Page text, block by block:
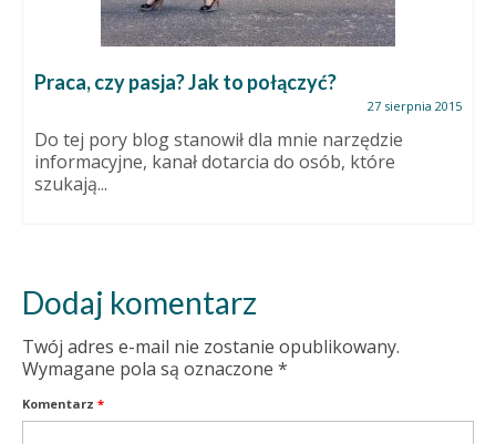
Praca, czy pasja? Jak to połączyć?
27 sierpnia 2015
Do tej pory blog stanowił dla mnie narzędzie
informacyjne, kanał dotarcia do osób, które
szukają...
Dodaj komentarz
Twój adres e-mail nie zostanie opublikowany.
Wymagane pola są oznaczone *
Komentarz *